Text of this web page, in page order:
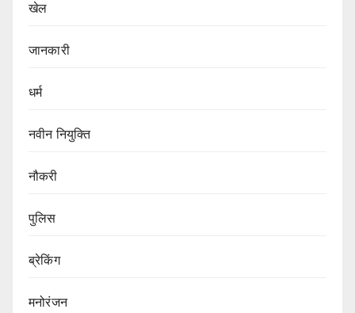
खेल
जानकारी
धर्म
नवीन नियुक्ति
नौकरी
पुलिस
ब्रेकिंग
मनोरंजन